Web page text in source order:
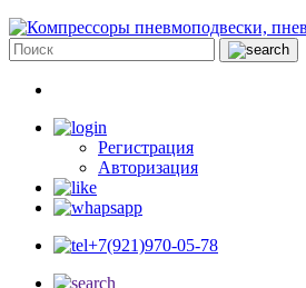
Регистрация
Авторизация
+7(921)970-05-78